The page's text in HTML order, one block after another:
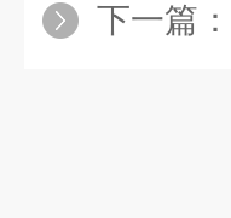
下一篇：